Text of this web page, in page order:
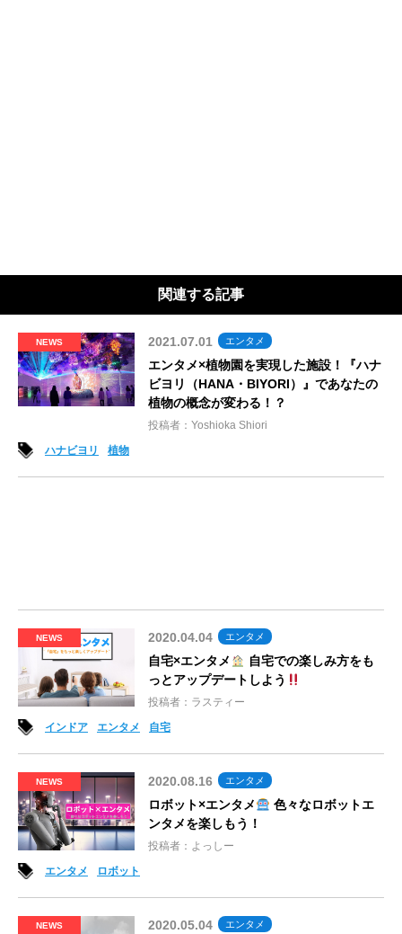
関連する記事
NEWS 2021.07.01 エンタメ
エンタメ×植物園を実現した施設！『ハナ
ビヨリ（HANA・BIYORI）』であなたの
植物の概念が変わる！？
投稿者：Yoshioka Shiori
ハナビヨリ
植物
NEWS 2020.04.04 エンタメ
自宅×エンタメ
自宅での楽しみ方をも
っとアップデートしよう
投稿者：ラスティー
インドア
エンタメ 自宅
NEWS 2020.08.16 エンタメ
ロボット×エンタメ
色々なロボットエ
ンタメを楽しもう！
投稿者：よっしー
エンタメ
ロボット
NEWS 2020.05.04 エンタメ